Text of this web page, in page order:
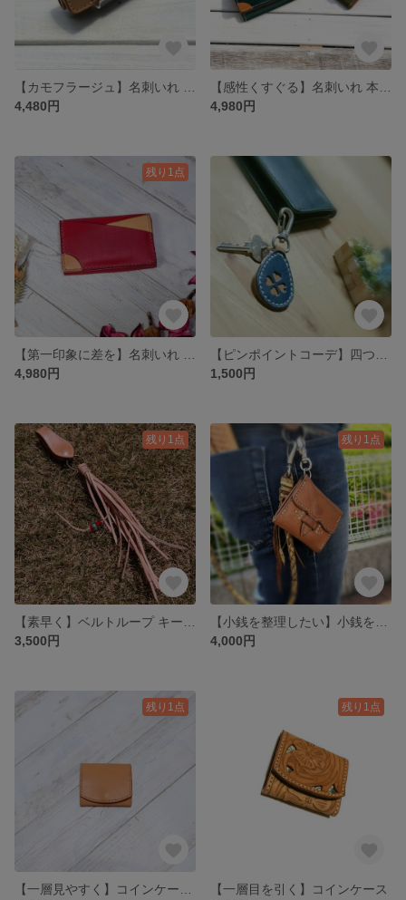
4,480円
4,980円
残り1点
4,980円
1,500円
残り1点
3,500円
残り1点
4,000円
残り1点 残り1点
【一層目を引く】コインケース